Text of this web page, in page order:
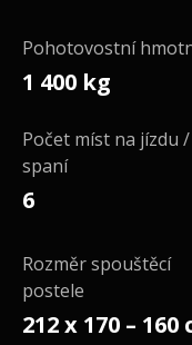
Pohotovostní
1 400 kg
Počet míst na jízdu /
spaní
6
Rozměr spouštěcí
postele
212 x 170 – 160